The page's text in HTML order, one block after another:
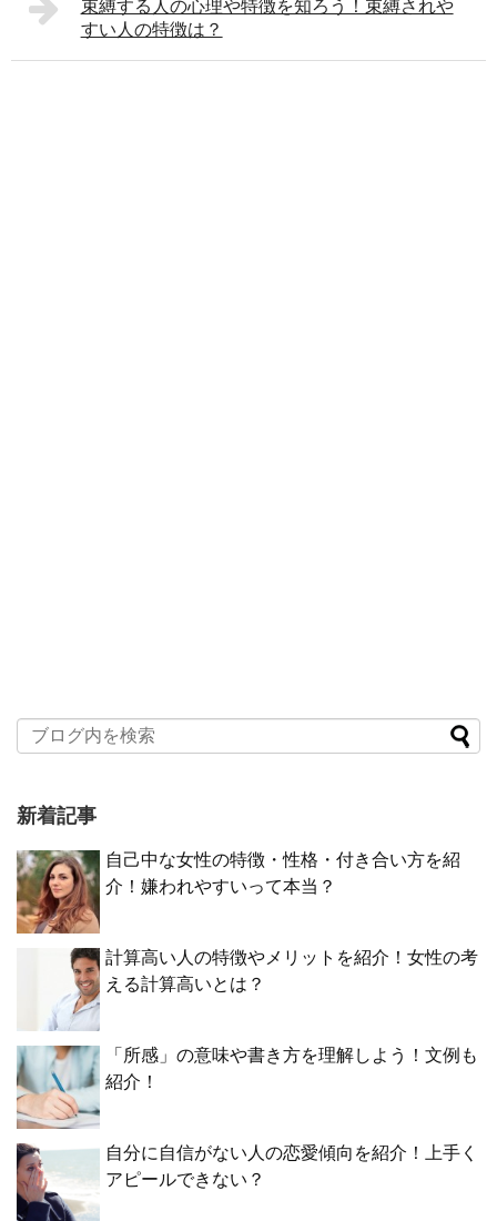
束縛する人の心理や特徴を知ろう！束縛されや
すい人の特徴は？
新着記事
自己中な女性の特徴・性格・付き合い方を紹
介！嫌われやすいって本当？
計算高い人の特徴やメリットを紹介！女性の考
える計算高いとは？
「所感」の意味や書き方を理解しよう！文例も
紹介！
自分に自信がない人の恋愛傾向を紹介！上手く
アピールできない？